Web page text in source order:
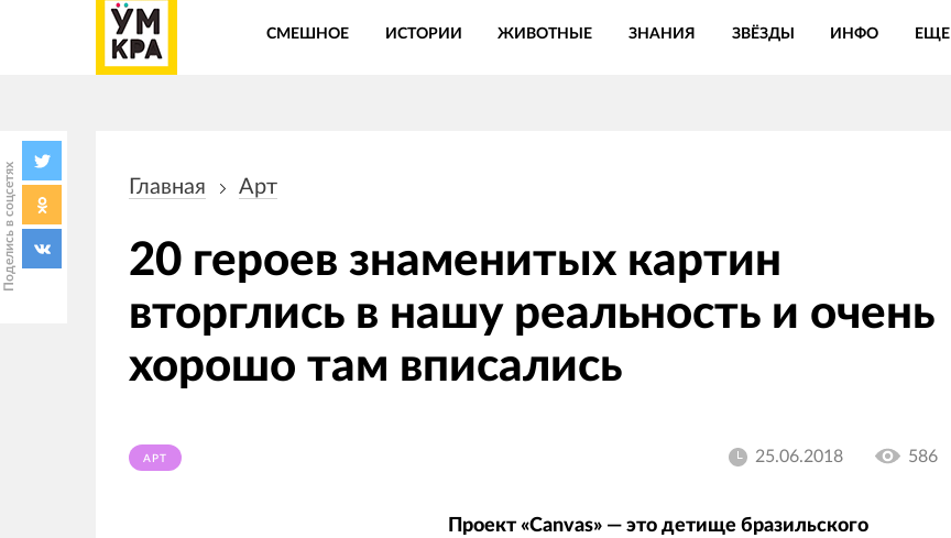
СМЕШНОЕ ИСТОРИИ ЖИВОТНЫЕ ЗНАНИЯ ЗВЁЗДЫ ИНФО ЕЩЕ
Поделись в соцсетях навигации
Главная Арт
20 героев знаменитых картин
вторглись в нашу реальность и очень
хорошо там вписались
АРТ 25.06.2018 586
Проект «Canvas» — это детище бразильского